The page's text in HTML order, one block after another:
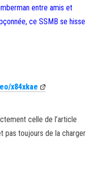
entre amis et
ce SSMB se hisse
x84xkae
celle de l’article
pas toujours de la charger